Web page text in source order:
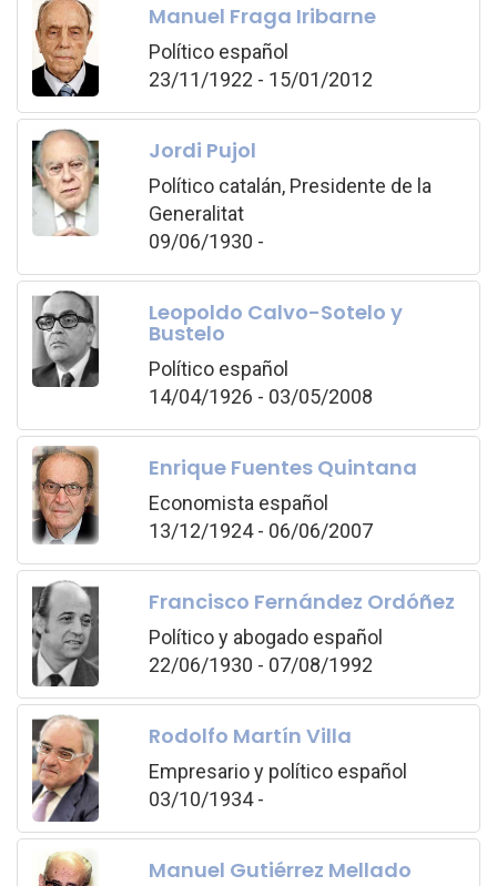
Manuel Fraga Iribarne
Político español
23/11/1922 - 15/01/2012
Jordi Pujol
Político catalán, Presidente de la
Generalitat
09/06/1930 -
Leopoldo Calvo-Sotelo y
Bustelo
Político español
14/04/1926 - 03/05/2008
Enrique Fuentes Quintana
Economista español
13/12/1924 - 06/06/2007
Francisco Fernández Ordóñez
Político y abogado español
22/06/1930 - 07/08/1992
Rodolfo Martín Villa
Empresario y político español
03/10/1934 -
Manuel Gutiérrez Mellado